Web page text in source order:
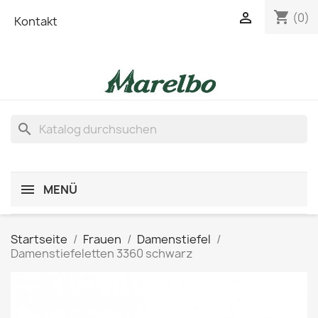
Kontakt shopping_cart (0)

search
MENÜ
Startseite Frauen
Damenstiefel
Damenstiefeletten 3360 schwarz